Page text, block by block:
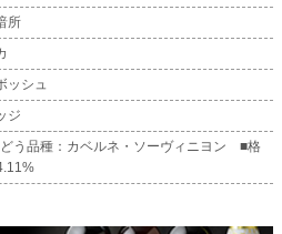
所
ッシュ
ジ
う品種：カベルネ・ソーヴィニヨン ■格